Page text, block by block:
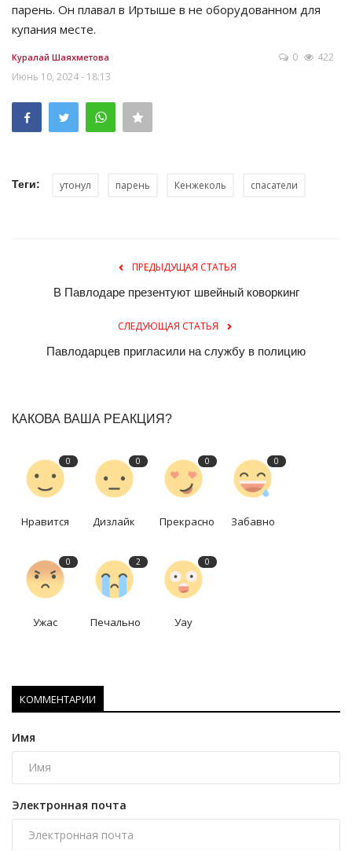
Қазақша Русский
парень. Он плавал в Иртыше в не оборудованном для
купания месте.
Куралай Шаяхметова
Июнь 10, 2024 - 18:13
0 422
Теги: утонул парень Кенжеколь спасатели
ПРЕДЫДУЩАЯ СТАТЬЯ
В Павлодаре презентуют швейный коворкинг
СЛЕДУЮЩАЯ СТАТЬЯ
Павлодарцев пригласили на службу в полицию
КАКОВА ВАША РЕАКЦИЯ?
0
Нравится
0
Дизлайк
0
Прекрасно
0
Забавно
0
Ужас
2
Печально
0
Уау
КОММЕНТАРИИ
Имя
Электронная почта